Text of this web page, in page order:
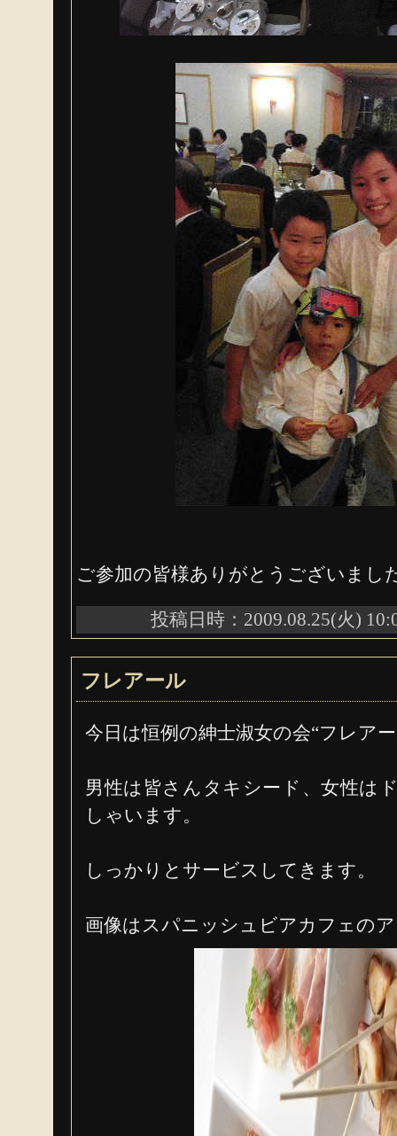
ご参加の皆様ありがとうございまし
投稿日時：2009.08.25(火)
フレアール
今日は恒例の紳士淑女の会“フレア
男性は皆さんタキシード、女性は
しゃいます。
しっかりとサービスしてきます。
画像はスパニッシュビアカフェの